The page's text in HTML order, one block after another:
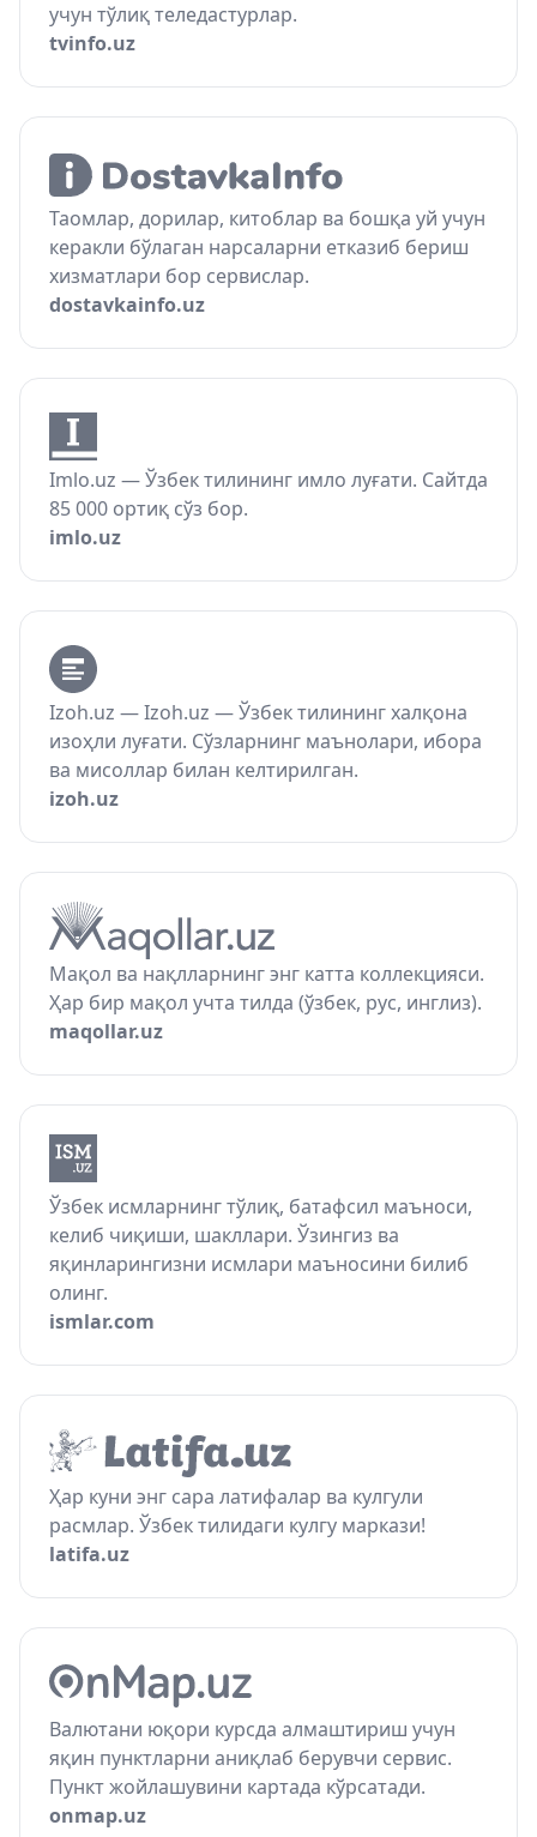
учун тўлиқ теледастурлар.
tvinfo.uz
Таомлар, дорилар, китоблар ва бошқа уй учун
керакли бўлаган нарсаларни етказиб бериш
хизматлари бор сервислар.
dostavkainfo.uz
Imlo.uz — Ўзбек тилининг имло луғати. Сайтда
85 000 ортиқ сўз бор.
imlo.uz
Izoh.uz — Izoh.uz — Ўзбек тилининг халқона
изоҳли луғати. Сўзларнинг маънолари, ибора
ва мисоллар билан келтирилган.
izoh.uz
Мақол ва нақлларнинг энг катта коллекцияси.
Ҳар бир мақол учта тилда (ўзбек, рус, инглиз).
maqollar.uz
Ўзбек исмларнинг тўлиқ, батафсил маъноси,
келиб чиқиши, шакллари. Ўзингиз ва
яқинларингизни исмлари маъносини билиб
олинг.
ismlar.com
Ҳар куни энг сара латифалар ва кулгули
расмлар. Ўзбек тилидаги кулгу маркази!
latifa.uz
Валютани юқори курсда алмаштириш учун
яқин пунктларни аниқлаб берувчи сервис.
Пункт жойлашувини картада кўрсатади.
onmap.uz